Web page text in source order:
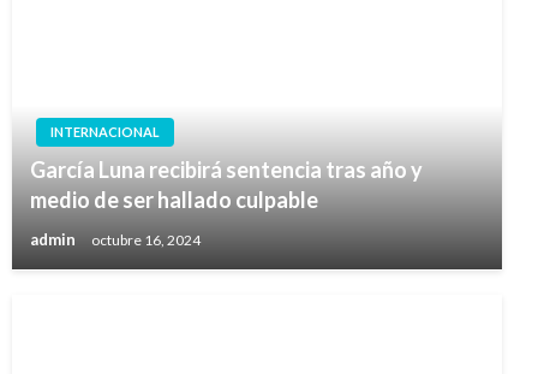
INTERNACIONAL
García Luna recibirá sentencia tras año y
medio de ser hallado culpable
admin octubre 16, 2024